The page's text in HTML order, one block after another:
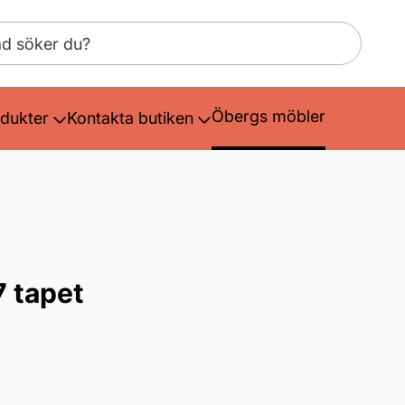
Kontakta butiken Öbergs möbler
tapet